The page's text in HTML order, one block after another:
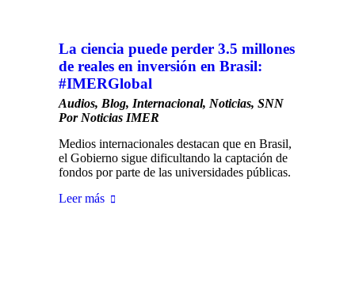
La ciencia puede perder 3.5 millones
de reales en inversión en Brasil:
#IMERGlobal
Audios, Blog, Internacional, Noticias, SNN
Por Noticias IMER
Medios internacionales destacan que en Brasil,
el Gobierno sigue dificultando la captación de
fondos por parte de las universidades públicas.
Leer más